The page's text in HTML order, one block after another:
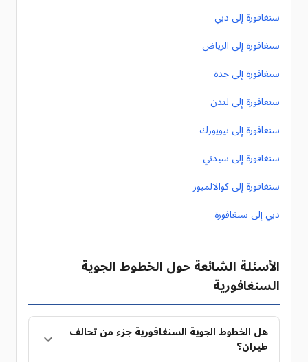
سنغافورة إلى دبي
سنغافورة إلى الرياض
سنغافورة إلى جدة
سنغافورة إلى لندن
سنغافورة إلى نيويورك
سنغافورة إلى سيدني
سنغافورة إلى كوالالمبور
دبي إلى سنغافورة
الأسئلة الشائعة حول الخطوط الجوية
السنغافورية
هل الخطوط الجوية السنغافورية جزء من تحالف
طيران؟